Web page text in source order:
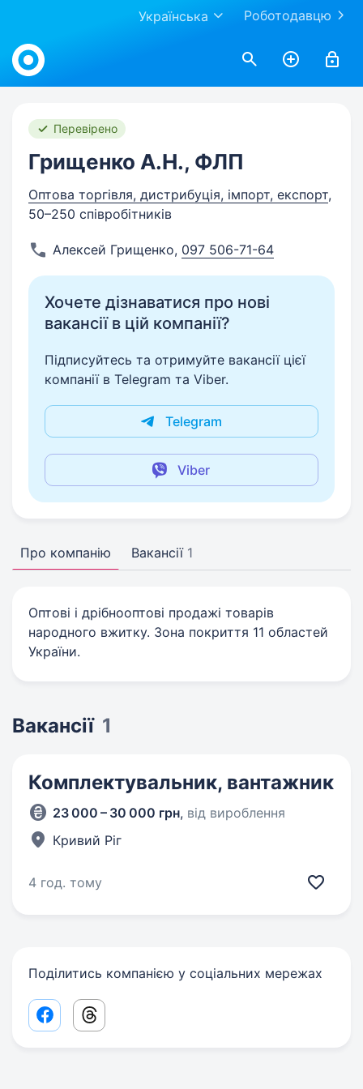
Роботодавцю
Українська
Work.ua
Перевірено
Грищенко А.Н., ФЛП
Оптова торгівля, дистрибуція, імпорт, експорт,
50–250 співробітників
Алексей Грищенко, 097 506-71-64
Хочете дізнаватися про нові
вакансії в цій компанії?
Підписуйтесь та отримуйте вакансії цієї
компанії в Telegram та Viber.
Telegram
Viber
Про компанію Вакансії 1
Оптові і дрібнооптові продажі товарів
народного вжитку. Зона покриття 11 областей
України.
Вакансії 1
Комплектувальник, вантажник
23 000 – 30 000 грн, від вироблення
Кривий Ріг
4 год. тому
Поділитись компанією у соціальних мережах
Facebook share link
Threads share link